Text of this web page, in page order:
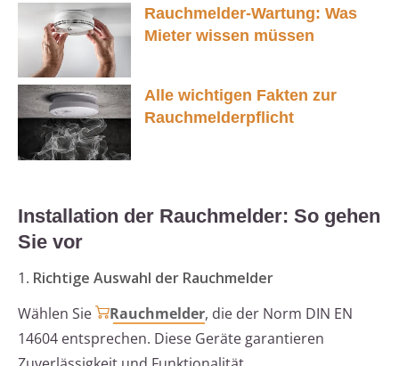
Rauchmelder-Wartung: Was
Mieter wissen müssen
Alle wichtigen Fakten zur
Rauchmelderpflicht
Installation der Rauchmelder: So gehen
Sie vor
1. Richtige Auswahl der Rauchmelder
Wählen Sie
Rauchmelder, die der Norm DIN EN
14604 entsprechen. Diese Geräte garantieren